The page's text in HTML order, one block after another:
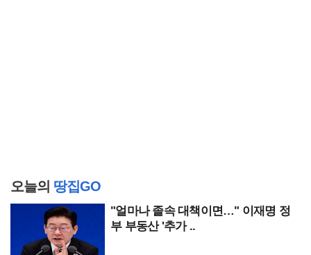
오늘의 땅집GO
"얼마나 졸속 대책이면…" 이재명 정
부 부동산 '추가 ..